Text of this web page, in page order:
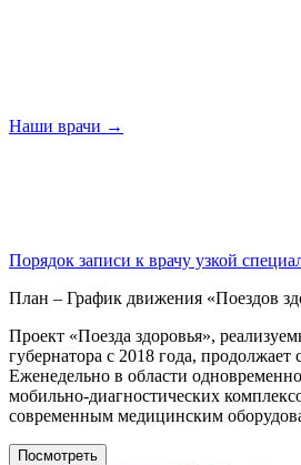
Наши врачи →
Порядок записи к врачу узкой
План – График движения «Поездов
Проект «Поезда здоровья»,
губернатора с 2018 года, продолжает
Еженедельно в области
мобильно-диагностических
современным медицинским
Посмотреть